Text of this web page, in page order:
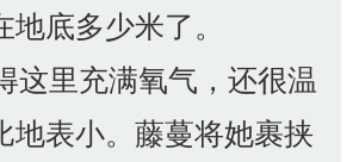
底多少米了。
里充满氧气，还很温
地表小。藤蔓将她裹挟